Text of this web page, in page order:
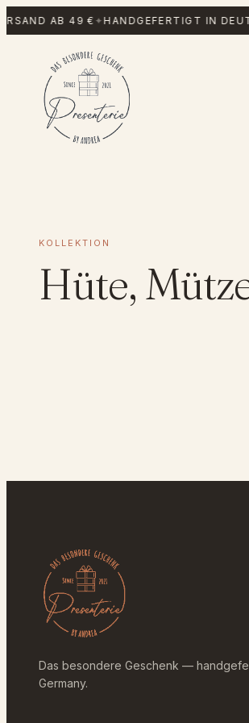
Zum
Inhalt
AB 49 €✦HANDGEFERTIGT IN
KOLLEKTION
Hüte,
Das besondere Geschenk —
Germany.